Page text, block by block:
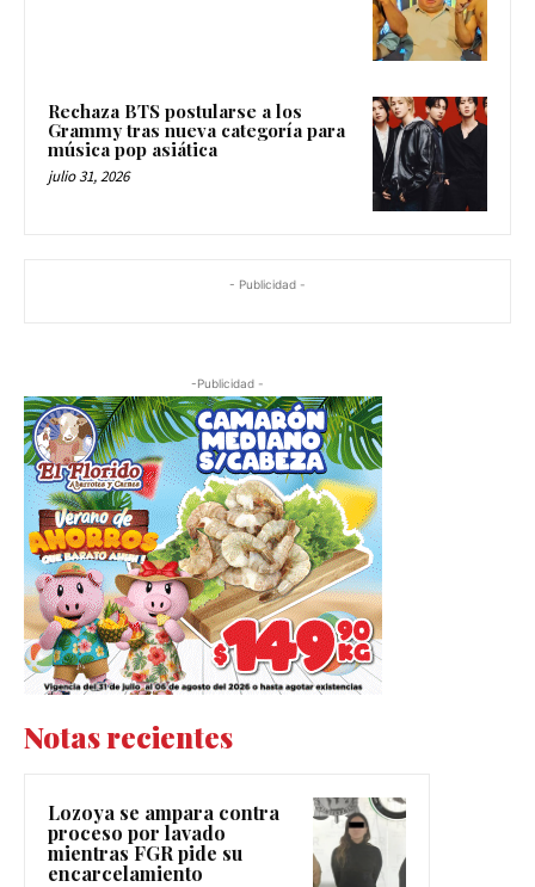
Rechaza BTS postularse a los
Grammy tras nueva categoría para
música pop asiática
julio 31, 2026
- Publicidad -
-Publicidad -
Notas recientes
Lozoya se ampara contra
proceso por lavado
mientras FGR pide su
encarcelamiento